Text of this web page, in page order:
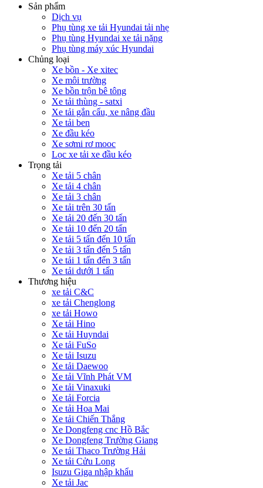
Sản phẩm
Dịch vụ
Phụ tùng xe tải Hyundai tải nhẹ
Phụ tùng Hyundai xe tải nặng
Phụ tùng máy xúc Hyundai
Chủng loại
Xe bồn - Xe xitec
Xe môi trường
Xe bồn trộn bê tông
Xe tải thùng - satxi
Xe tải gắn cẩu, xe nâng đầu
Xe tải ben
Xe đầu kéo
Xe sơmi rơ mooc
Lọc xe tải xe đầu kéo
Trọng tải
Xe tải 5 chân
Xe tải 4 chân
Xe tải 3 chân
Xe tải trên 30 tấn
Xe tải 20 đến 30 tấn
Xe tải 10 đến 20 tấn
Xe tải 5 tấn đến 10 tấn
Xe tải 3 tấn đến 5 tấn
Xe tải 1 tấn đến 3 tấn
Xe tải dưới 1 tấn
Thương hiệu
xe tải C&C
xe tải Chenglong
xe tải Howo
Xe tải Hino
Xe tải Huyndai
Xe tải FuSo
Xe tải Isuzu
Xe tải Daewoo
Xe tải Vĩnh Phát VM
Xe tải Vinaxuki
Xe tải Forcia
Xe tải Hoa Mai
Xe tải Chiến Thắng
Xe Dongfeng cnc Hồ Bắc
Xe Dongfeng Trường Giang
Xe tải Thaco Trường Hải
Xe tải Cửu Long
Isuzu Giga nhập khẩu
Xe tải Jac